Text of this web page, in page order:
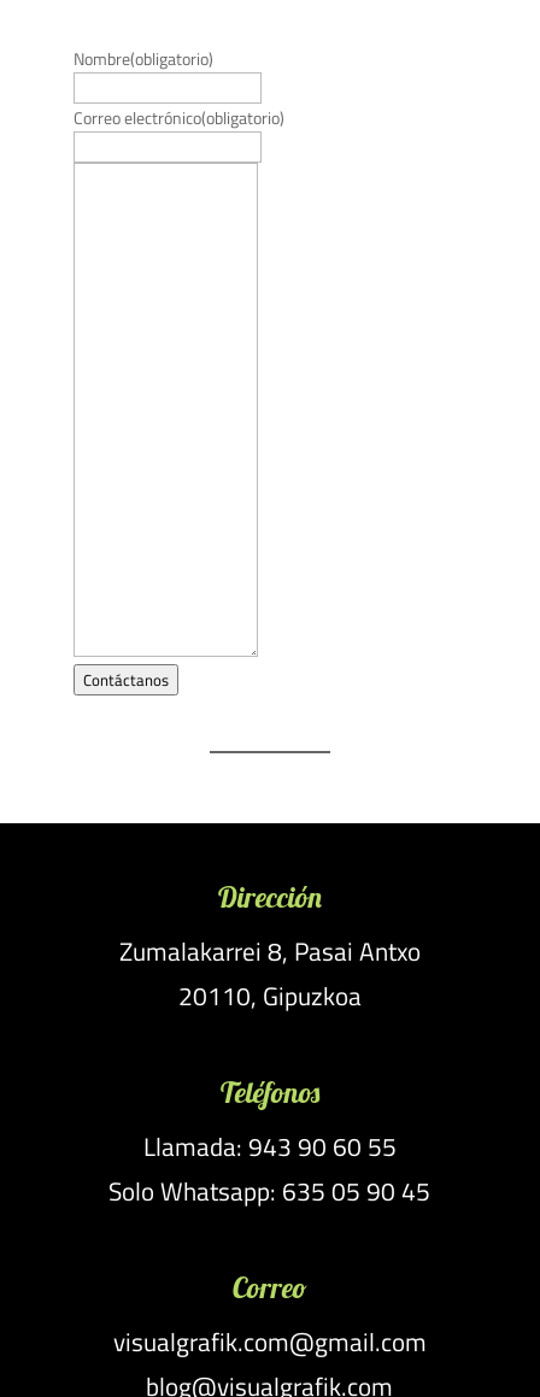
Nombre(obligatorio)
Correo electrónico(obligatorio)
Contáctanos
Dirección
Zumalakarrei 8, Pasai Antxo
20110, Gipuzkoa
Teléfonos
Llamada: 943 90 60 55
Solo Whatsapp: 635 05 90 45
Correo
visualgrafik.com@gmail.com
blog@visualgrafik.com